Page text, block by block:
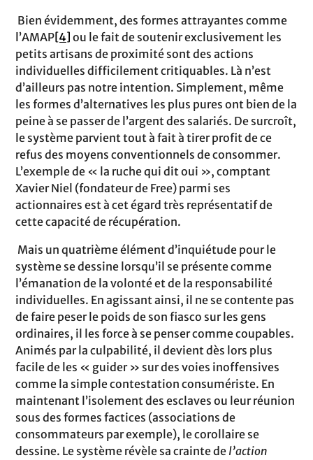
Bien évidemment, des formes attrayantes comme
l’AMAP[4] ou le fait de soutenir exclusivement les
petits artisans de proximité sont des actions
individuelles difficilement critiquables. Là n’est
d’ailleurs pas notre intention. Simplement, même
les formes d’alternatives les plus pures ont bien de la
peine à se passer de l’argent des salariés. De surcroît,
le système parvient tout à fait à tirer profit de ce
refus des moyens conventionnels de consommer.
L’exemple de « la ruche qui dit oui », comptant
Xavier Niel (fondateur de Free) parmi ses
actionnaires est à cet égard très représentatif de
cette capacité de récupération.
Mais un quatrième élément d’inquiétude pour le
système se dessine lorsqu’il se présente comme
l’émanation de la volonté et de la responsabilité
individuelles. En agissant ainsi, il ne se contente pas
de faire peser le poids de son fiasco sur les gens
ordinaires, il les force à se penser comme coupables.
Animés par la culpabilité, il devient dès lors plus
facile de les « guider » sur des voies inoffensives
comme la simple contestation consumériste. En
maintenant l’isolement des esclaves ou leur réunion
sous des formes factices (associations de
consommateurs par exemple), le corollaire se
dessine. Le système révèle sa crainte de l’action